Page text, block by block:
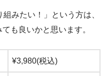
みたい！」という方は、
も良いかと思います。
¥3,980(税込)